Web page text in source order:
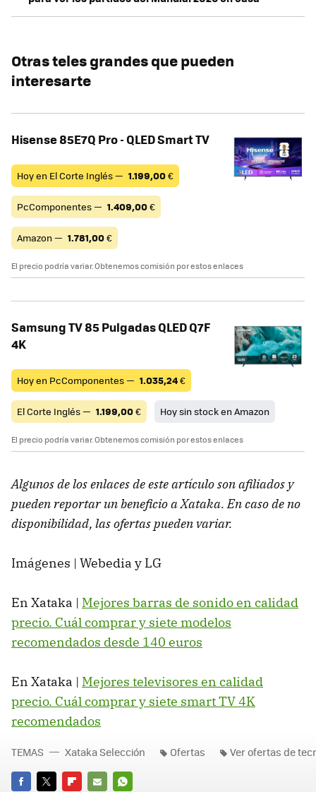
Otras teles grandes que pueden
interesarte
Hisense 85E7Q Pro - QLED Smart TV
Hoy en El Corte Inglés — 1.199,00€
PcComponentes — 1.409,00€
Amazon — 1.781,00€
El precio podría variar. Obtenemos comisión por estos enlaces
Samsung TV 85 Pulgadas QLED Q7F
4K
Hoy en PcComponentes — 1.035,24€
El Corte Inglés — 1.199,00€ Hoy sin stock en Amazon
El precio podría variar. Obtenemos comisión por estos enlaces
Algunos de los enlaces de este artículo son afiliados y
pueden reportar un beneficio a Xataka. En caso de no
disponibilidad, las ofertas pueden variar.
Imágenes | Webedia y LG
En Xataka | Mejores barras de sonido en calidad
precio. Cuál comprar y siete modelos
recomendados desde 140 euros
En Xataka | Mejores televisores en calidad
precio. Cuál comprar y siete smart TV 4K
recomendados
TEMAS Xataka Selección Ofertas Ver ofertas de